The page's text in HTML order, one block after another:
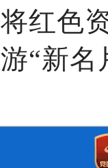
将红色
游“新名